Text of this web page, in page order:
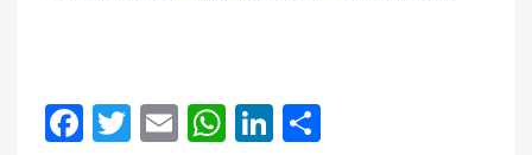
F T E W Li